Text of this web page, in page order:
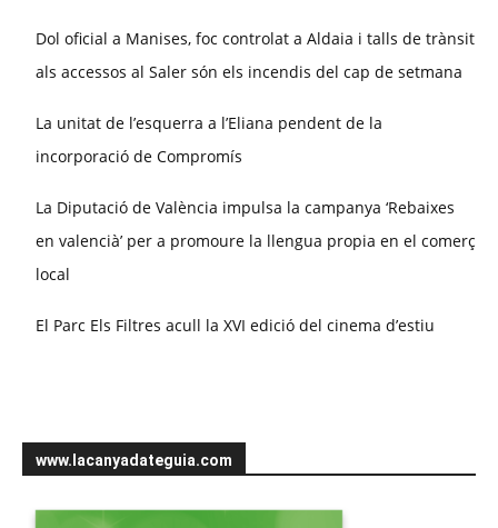
Dol oficial a Manises, foc controlat a Aldaia i talls de trànsit
als accessos al Saler són els incendis del cap de setmana
La unitat de l’esquerra a l’Eliana pendent de la
incorporació de Compromís
La Diputació de València impulsa la campanya ‘Rebaixes
en valencià’ per a promoure la llengua propia en el comerç
local
El Parc Els Filtres acull la XVI edició del cinema d’estiu
www.lacanyadateguia.com